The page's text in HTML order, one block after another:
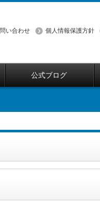
い合わせ 個人情報保護方針
公式ブログ